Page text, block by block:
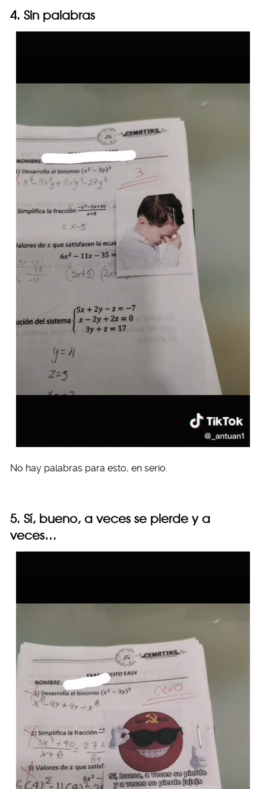
4. Sin palabras
No hay palabras para esto, en serio.
5. Sí, bueno, a veces se pierde y a
veces…